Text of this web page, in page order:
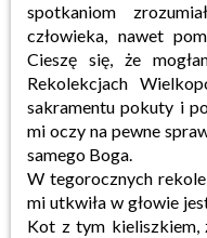
spotkaniom
człowieka, nawet
Cieszę się, że
Rekolekcjach
sakramentu pokuty i
mi oczy na pewne
samego Boga.
W tegorocznych
mi utkwiła w głowie
Kot z tym kieliszkiem,